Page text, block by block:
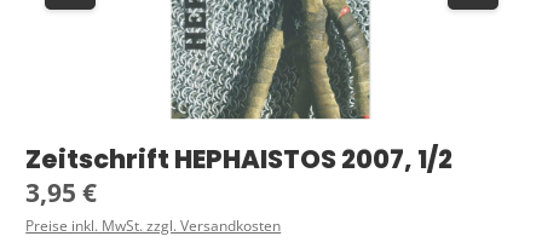
Zeitschrift HEPHAISTOS 2007, 1/2
Regulärer Preis:
3,95 €
Preise inkl. MwSt. zzgl. Versandkosten